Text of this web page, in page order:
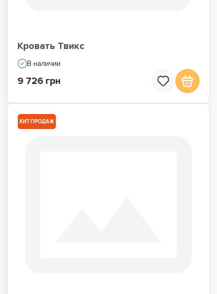
Кровать Твикс
В наличии
9 726 грн